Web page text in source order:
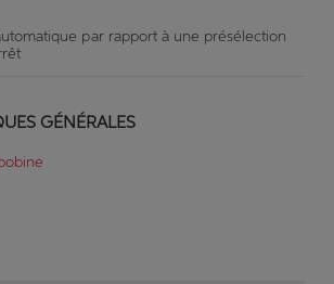
par rapport à une présélection
GÉNÉRALES